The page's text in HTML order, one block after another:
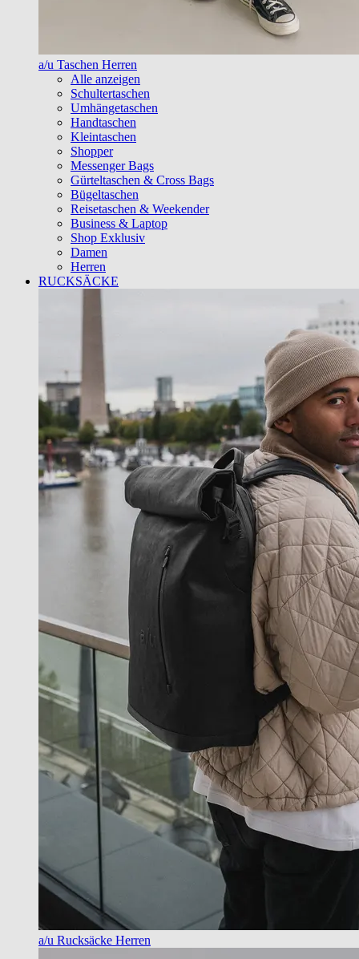
a/u Taschen Herren
Alle anzeigen
Schultertaschen
Umhängetaschen
Handtaschen
Kleintaschen
Shopper
Messenger Bags
Gürteltaschen & Cross Bags
Bügeltaschen
Reisetaschen & Weekender
Business & Laptop
Shop Exklusiv
Damen
Herren
RUCKSÄCKE
a/u Rucksäcke Herren